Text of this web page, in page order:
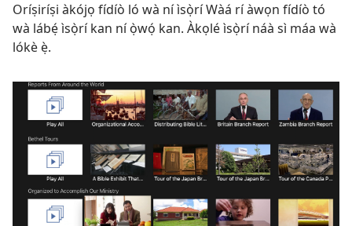
Oríṣiríṣi àkójọ fídíò ló wà ní ìsọ̀rí Wàá rí àwọn fídíò tó
wà lábẹ́ ìsọ̀rí kan ní ọ̀wọ́ kan. Àkọlé ìsọ̀rí náà sì máa wà
lókè ẹ̀.